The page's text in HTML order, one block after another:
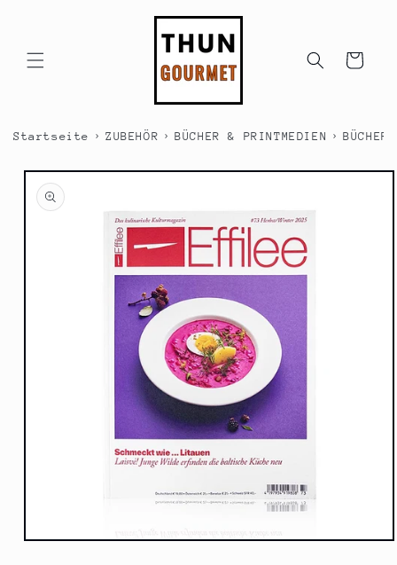
Warenkorb
Startseite › ZUBEHÖR › BÜCHER & PRINTMEDIEN ›
Medien